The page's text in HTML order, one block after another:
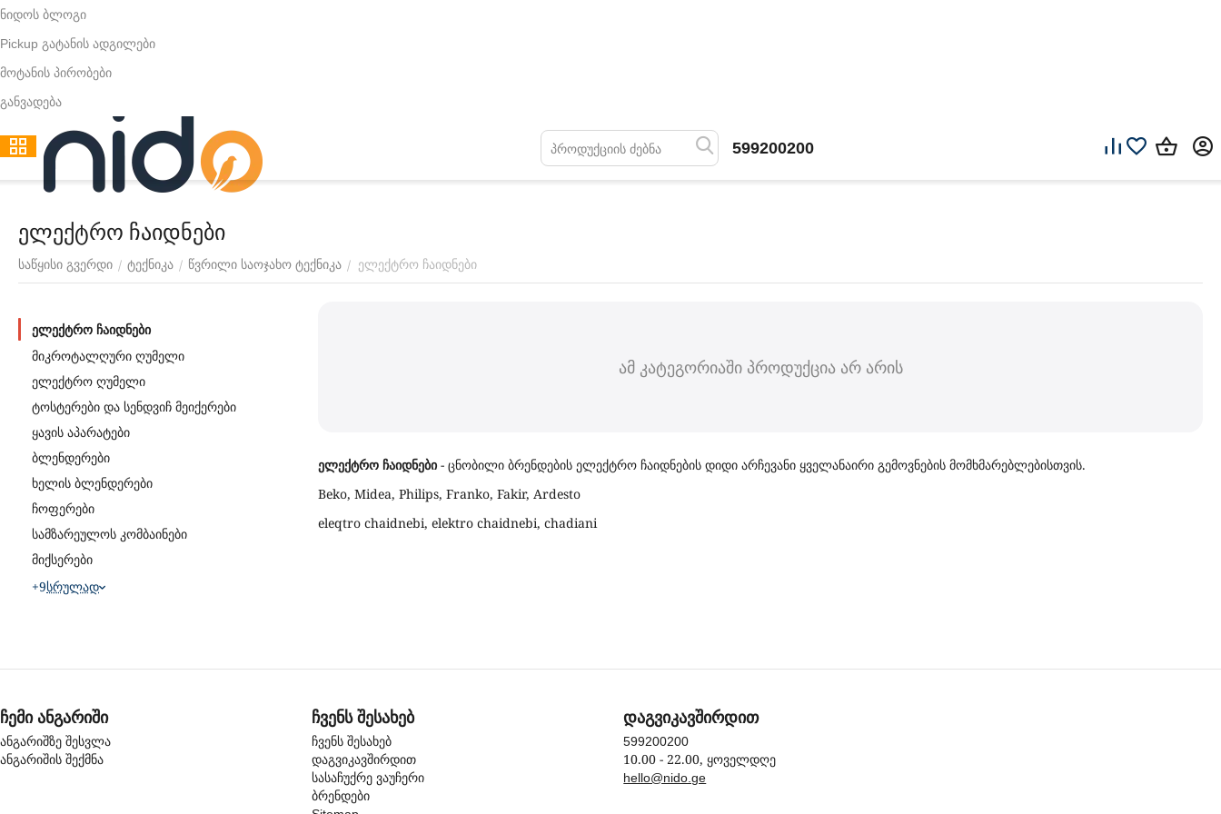
ნიდოს ბლოგი
Pickup გატანის ადგილები
მოტანის პირობები
განვადება
599200200
ელექტრო ჩაიდნები
საწყისი გვერდი / ტექნიკა / წვრილი საოჯახო ტექნიკა / ელექტრო ჩაიდნები
ელექტრო ჩაიდნები - ცნობილი ბრენდების ელექტრო ჩაიდნების დიდი არჩევანი ყველანაირი გემოვნების მომხმარებლებისთვის.
Beko, Midea, Philips, Franko, Fakir, Ardesto
eleqtro chaidnebi, elektro chaidnebi, chadiani
ამ კატეგორიაში პროდუქცია არ არის
ელექტრო ჩაიდნები
მიკროტალღური ღუმელი
ელექტრო ღუმელი
ტოსტერები და სენდვიჩ მეიქერები
ყავის აპარატები
ბლენდერები
ხელის ბლენდერები
ჩოფერები
სამზარეულოს კომბაინები
მიქსერები
+9Სრულად
ჩემი ანგარიში
ანგარიშზე შესვლა
ანგარიშის შექმნა
ჩვენს შესახებ
ჩვენს შესახებ
დაგვიკავშირდით
სასაჩუქრე ვაუჩერი
ბრენდები
დაგვიკავშირდით
599200200
10.00 - 22.00, ყოველდღე
hello@nido.ge